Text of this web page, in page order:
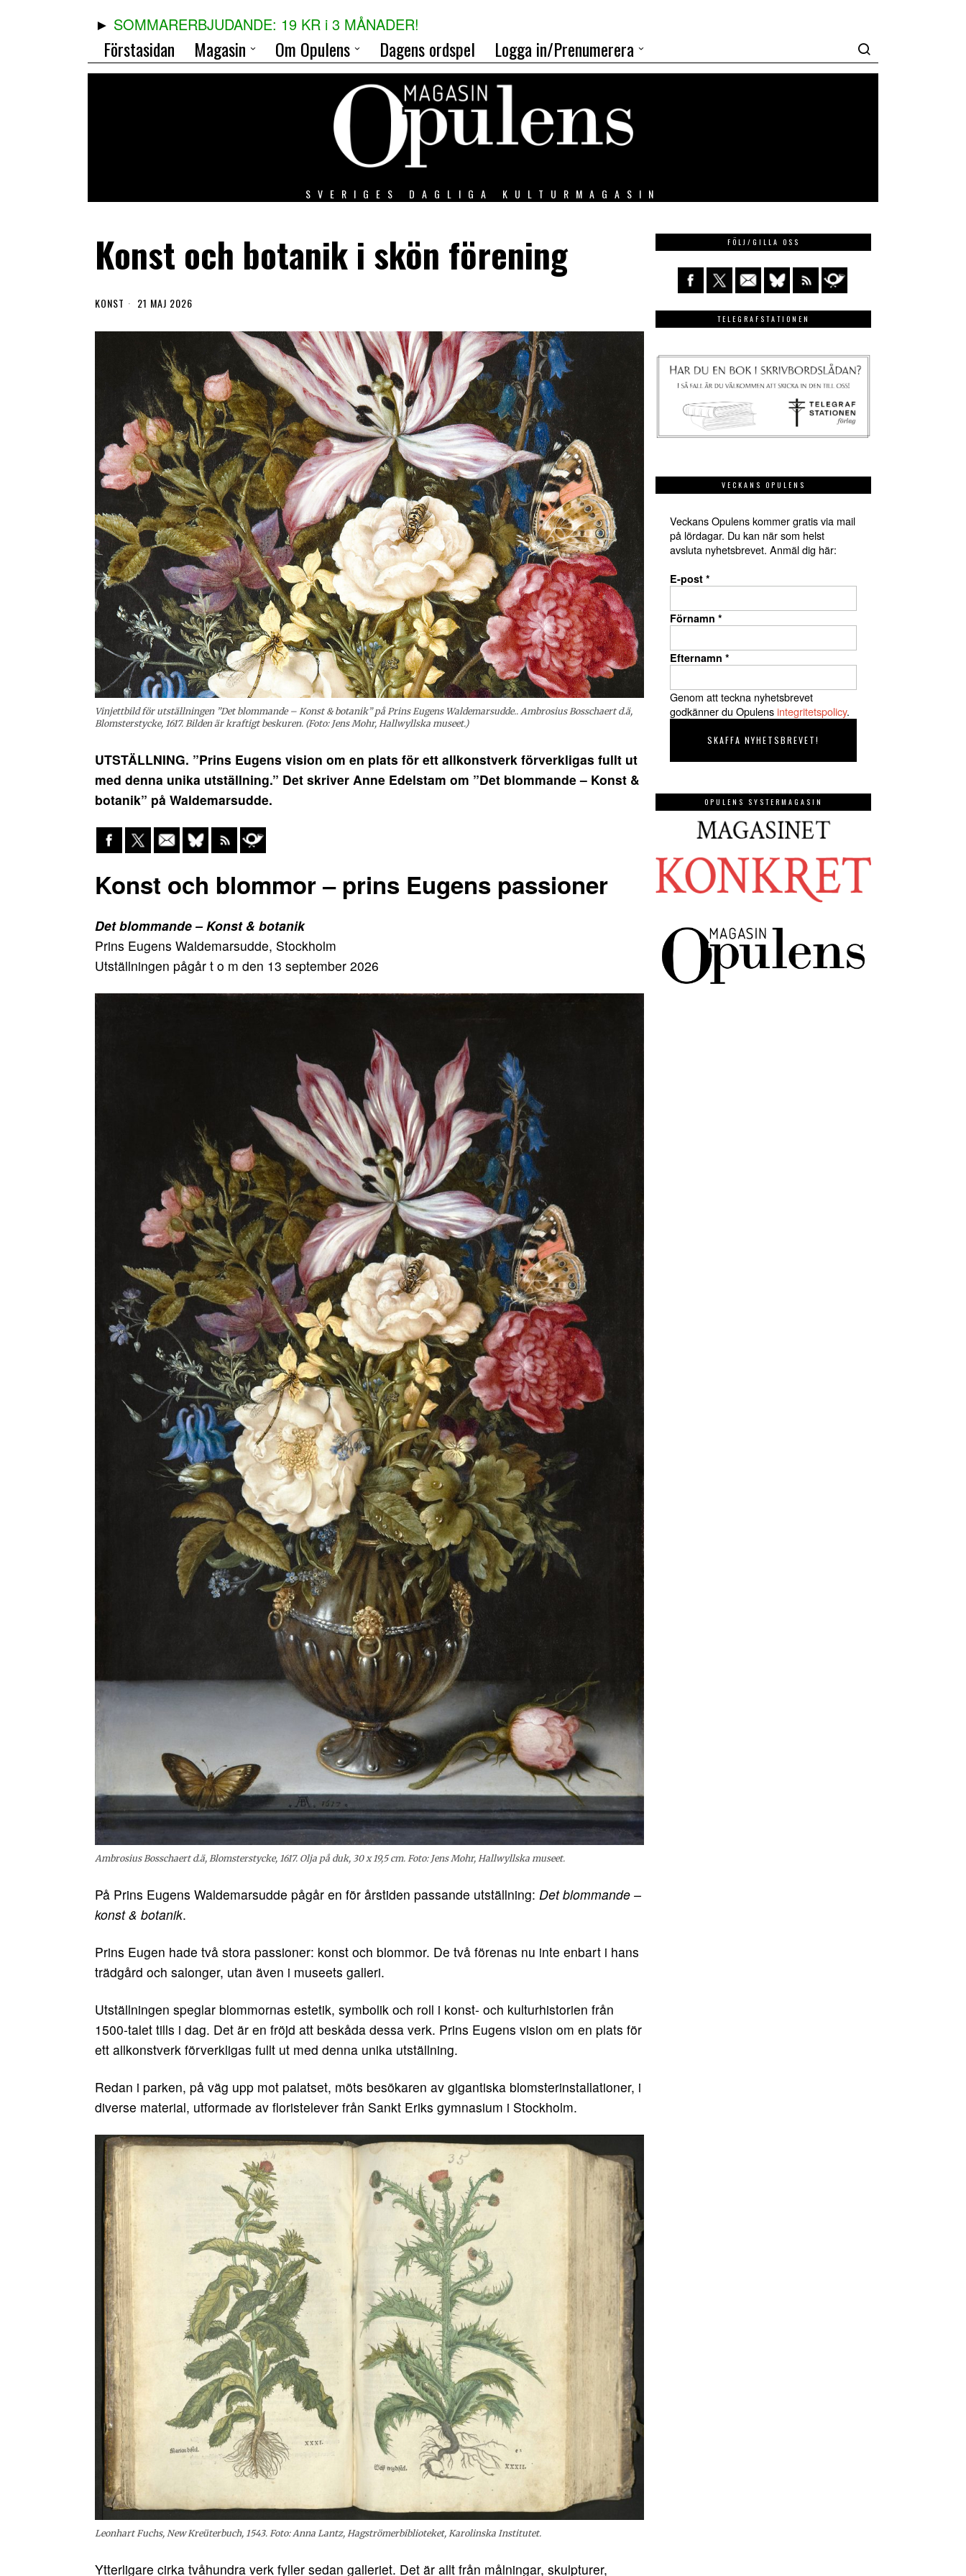
SOMMARERBJUDANDE: 19 KR i 3 MÅNADER!
Förstasidan Magasin Om Opulens Dagens ordspel Logga in/Prenumerera
SVERIGES DAGLIGA KULTURMAGASIN
Konst och botanik i skön förening
KONST 21 MAJ 2026
Vinjettbild för utställningen ”Det blommande – Konst & botanik” på Prins Eugens Waldemarsudde.. Ambrosius Bosschaert d.ä,
Blomsterstycke, 1617. Bilden är kraftigt beskuren. (Foto: Jens Mohr, Hallwyllska museet.)
UTSTÄLLNING. ”Prins Eugens vision om en plats för ett allkonstverk förverkligas fullt ut
med denna unika utställning.” Det skriver Anne Edelstam om ”Det blommande – Konst &
botanik” på Waldemarsudde.
Konst och blommor ‒ prins Eugens passioner
Det blommande – Konst & botanik
Prins Eugens Waldemarsudde, Stockholm
Utställningen pågår t o m den 13 september 2026
Ambrosius Bosschaert d.ä, Blomsterstycke, 1617. Olja på duk, 30 x 19,5 cm. Foto: Jens Mohr, Hallwyllska museet.
På Prins Eugens Waldemarsudde pågår en för årstiden passande utställning: Det blommande –
konst & botanik.
Prins Eugen hade två stora passioner: konst och blommor. De två förenas nu inte enbart i hans
trädgård och salonger, utan även i museets galleri.
Utställningen speglar blommornas estetik, symbolik och roll i konst- och kulturhistorien från
1500-talet tills i dag. Det är en fröjd att beskåda dessa verk. Prins Eugens vision om en plats för
ett allkonstverk förverkligas fullt ut med denna unika utställning.
Redan i parken, på väg upp mot palatset, möts besökaren av gigantiska blomsterinstallationer, i
diverse material, utformade av floristelever från Sankt Eriks gymnasium i Stockholm.
Leonhart Fuchs, New Kreüterbuch, 1543. Foto: Anna Lantz, Hagströmerbiblioteket, Karolinska Institutet.
Ytterligare cirka tvåhundra verk fyller sedan galleriet. Det är allt från målningar, skulpturer,
FÖLJ/GILLA OSS
TELEGRAFSTATIONEN
VECKANS OPULENS
Veckans Opulens kommer gratis via mail
på lördagar. Du kan när som helst
avsluta nyhetsbrevet. Anmäl dig här:
E-post *
Förnamn *
Efternamn *
Genom att teckna nyhetsbrevet
godkänner du Opulensintegritetspolicy.
OPULENS SYSTERMAGASIN